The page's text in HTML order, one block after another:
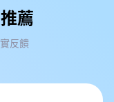
薦
反饋